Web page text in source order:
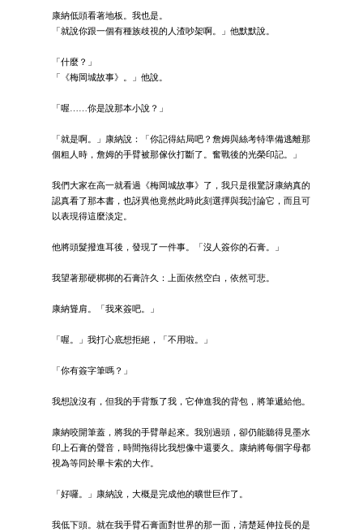
康納低頭看著地板。我也是。
「就說你跟一個有種族歧視的人渣吵架啊。」他默默說。
「什麼？」
「《梅岡城故事》。」他說。
「喔……你是說那本小說？」
「就是啊。」康納說：「你記得結局吧？詹姆與絲考特準備逃離那
個粗人時，詹姆的手臂被那傢伙打斷了。奮戰後的光榮印記。」
我們大家在高一就看過《梅岡城故事》了，我只是很驚訝康納真的
認真看了那本書，也訝異他竟然此時此刻選擇與我討論它，而且可
以表現得這麼淡定。
他將頭髮撥進耳後，發現了一件事。「沒人簽你的石膏。」
我望著那硬梆梆的石膏許久：上面依然空白，依然可悲。
康納聳肩。「我來簽吧。」
「喔。」我打心底想拒絕，「不用啦。」
「你有簽字筆嗎？」
我想說沒有，但我的手背叛了我，它伸進我的背包，將筆遞給他。
康納咬開筆蓋，將我的手臂舉起來。我別過頭，卻仍能聽得見墨水
印上石膏的聲音，時間拖得比我想像中還要久。康納將每個字母都
視為等同於畢卡索的大作。
「好囉。」康納說，大概是完成他的曠世巨作了。
我低下頭。就在我手臂石膏面對世界的那一面，清楚延伸拉長的是